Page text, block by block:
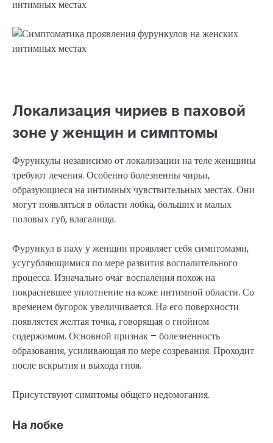
Локализация чириев в паховой
зоне у женщин и симптомы
Фурункулы независимо от локализации на теле женщины
требуют лечения. Особенно болезненны чирьи,
образующиеся на интимных чувствительных местах. Они
могут появляться в области лобка, больших и малых
половых губ, влагалища.
Фурункул в паху у женщин проявляет себя симптомами,
усугубляющимися по мере развития воспалительного
процесса. Изначально очаг воспаления похож на
покрасневшее уплотнение на коже интимной области. Со
временем бугорок увеличивается. На его поверхности
появляется желтая точка, говорящая о гнойном
содержимом. Основной признак – болезненность
образования, усиливающая по мере созревания. Проходит
после вскрытия и выхода гноя.
Присутствуют симптомы общего недомогания.
На лобке